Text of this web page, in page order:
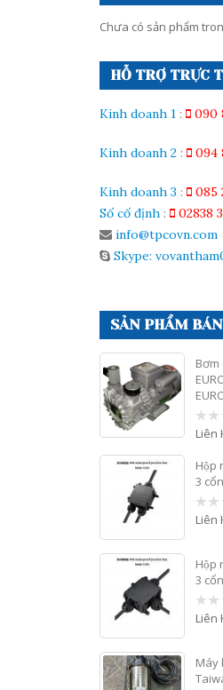
Chưa có sản phẩm
HỖ TRỢ TRỰC
Kinh doanh 1 : 090
Kinh doanh 2 : 094
Kinh doanh 3 :
085
Số cố định :
02838
info@tpcovn.com
Skype:
SẢN PHẨM
0
5
Liên
Hộp
3
0
Liên
Hộp
3
0
Liên
Máy